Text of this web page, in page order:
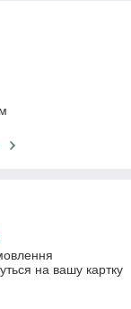
на вашу картку